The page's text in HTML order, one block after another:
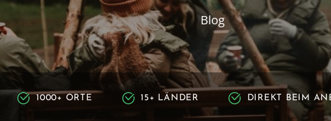
Blog
1000+ ORTE 15+ LÄNDER DIREKT BEIM